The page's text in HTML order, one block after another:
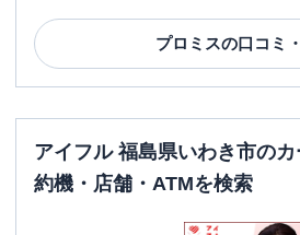
プロミスの口コミ
アイフル 福島県いわき市の
約機・店舗・ATMを検索